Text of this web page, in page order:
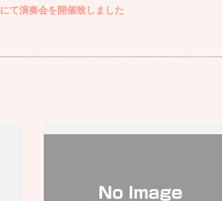
にて演奏会を開催致しました